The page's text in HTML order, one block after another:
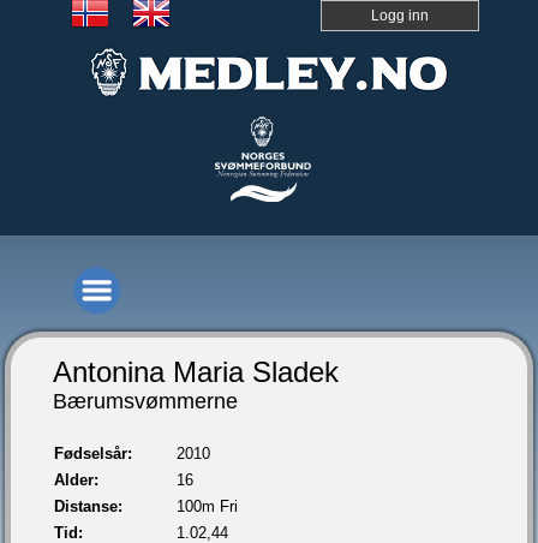
Logg inn
Antonina Maria Sladek
Bærumsvømmerne
Fødselsår:
2010
Alder:
16
Distanse:
100m Fri
Tid:
1.02,44